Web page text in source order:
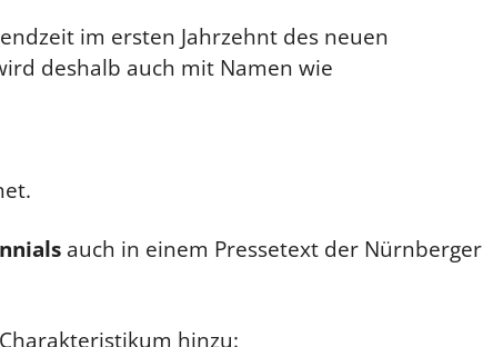
im ersten Jahrzehnt des neuen
deshalb auch mit Namen wie
auch in einem Pressetext der Nürnberger
hinzu: